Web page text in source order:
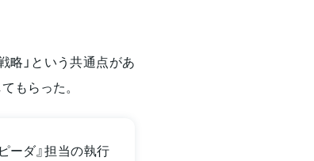
略」という共通点があ
もらった。
ーダ』担当の執行